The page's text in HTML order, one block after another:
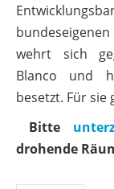
wehrt sich
Blanco und
besetzt. Für sie
Bitte
drohende